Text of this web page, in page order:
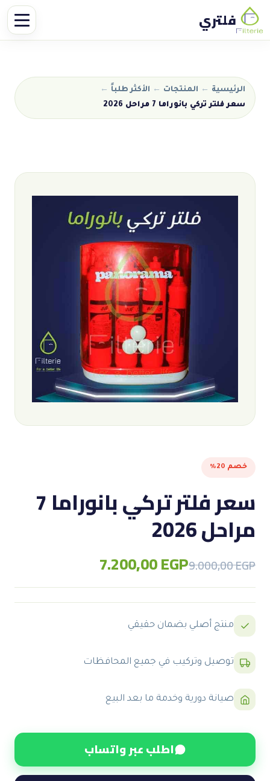
فلتري
الرئيسية ← المنتجات ← الأكثر طلباً ←
سعر فلتر تركي بانوراما 7 مراحل 2026
خصم 20%
سعر فلتر تركي بانوراما 7
مراحل 2026
9.000,00EGP
Original
was:
9.000,00 EGP.
7.200,00EGP
Current
is:
7.200,00 EGP.
منتج أصلي بضمان حقيقي
توصيل وتركيب في جميع المحافظات
صيانة دورية وخدمة ما بعد البيع
اطلب عبر واتساب